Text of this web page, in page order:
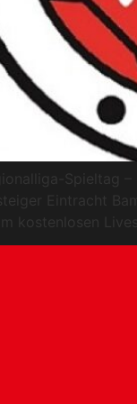
Spieltag
Eintracht
im kostenlosen